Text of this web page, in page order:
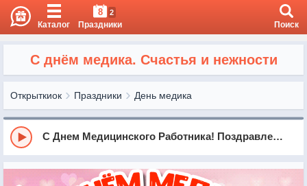
Каталог
8 2
Праздники Поиск
С днём медика. Счастья и нежности
Открыткиок Праздники День медика
С Днем Медицинского Работника! Поздравление